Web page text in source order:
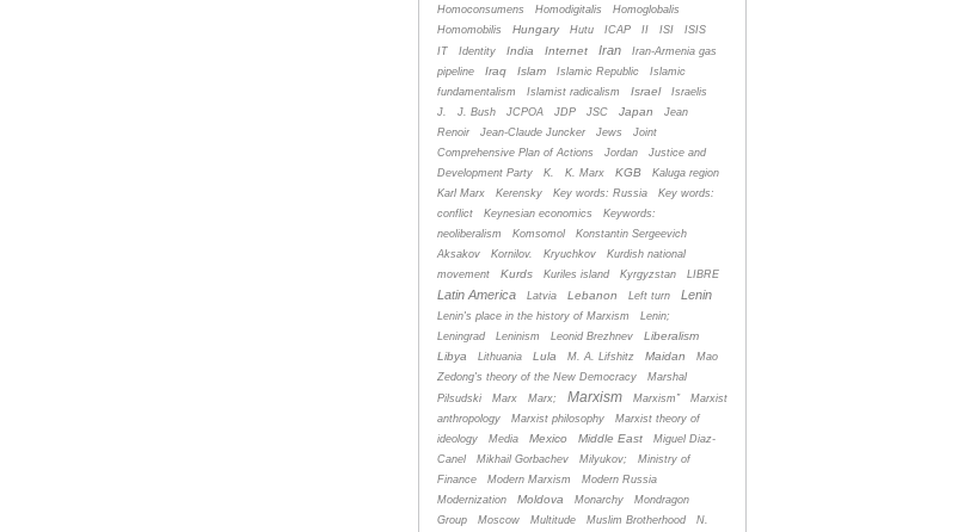
Homoconsumens
Homodigitalis
Homoglobalis
Homomobilis
Hungary Hutu ICAP II ISI
ISIS
IT
Identity India Internet Iran
Iran-Armenia gas
pipeline
Iraq Islam Islamic Republic
Islamic
fundamentalism
Islamist radicalism Israel
Israelis
J.
J. Bush JCPOA JDP JSC Japan
Jean
Renoir
Jean-Claude Juncker Jews
Joint
Comprehensive Plan of Actions
Jordan
Justice and
Development Party
K. K. Marx KGB
Kaluga region
Karl Marx
Kerensky Key words: Russia
Key words:
conflict
Keynesian economics
Keywords:
neoliberalism
Komsomol
Konstantin Sergeevich
Aksakov
Kornilov. Kryuchkov
Kurdish national
movement
Kurds Kuriles island Kyrgyzstan LIBRE
Latin America Latvia Lebanon Left turn Lenin
Lenin's place in the history of Marxism
Lenin;
Leningrad
Leninism Leonid Brezhnev
Liberalism
Libya
Lithuania Lula M. A. Lifshitz Maidan
Mao
Zedong's theory of the New Democracy
Marshal
Pilsudski
Marx Marx; Marxism Marxism”
Marxist
anthropology
Marxist philosophy
Marxist theory of
ideology
Media Mexico Middle East
Miguel Diaz-
Canel
Mikhail Gorbachev Milyukov;
Ministry of
Finance
Modern Marxism
Modern Russia
Modernization
Moldova Monarchy
Mondragon
Group
Moscow Multitude Muslim Brotherhood
N.